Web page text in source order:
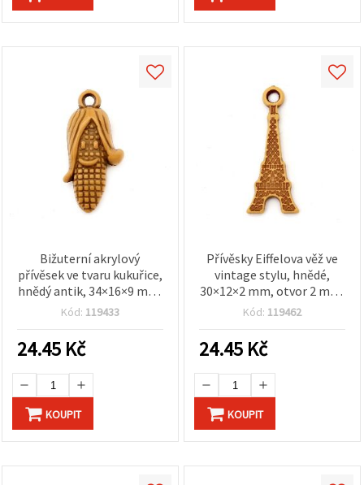
Bižuterní akrylový
přívěsek ve tvaru kukuřice,
hnědý antik, 34×16×9 mm,
otvor 2,5 mm – 50 g (~22
Kód: 119433
24.45 Kč
KOUPIT
Přívěsky Eiffelova věž ve
vintage stylu, hnědé,
30×12×2 mm, otvor 2 mm,
50 g (~160 ks) – elegantní
pro šperky a kreativní
tvoření
Kód: 119462
24.45 Kč
KOUPIT